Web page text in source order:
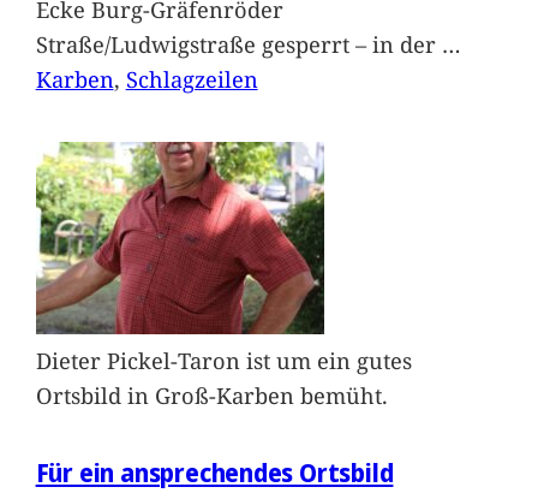
Ecke Burg-Gräfenröder
Straße/Ludwigstraße gesperrt – in der …
Karben, Schlagzeilen
Dieter Pickel-Taron ist um ein gutes
Ortsbild in Groß-Karben bemüht.
Für ein ansprechendes Ortsbild